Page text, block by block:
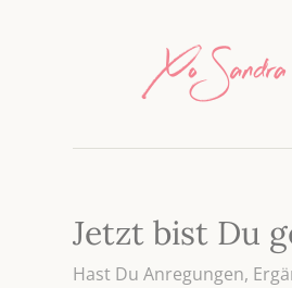
Jetzt bist Du
Hast Du Anregungen,